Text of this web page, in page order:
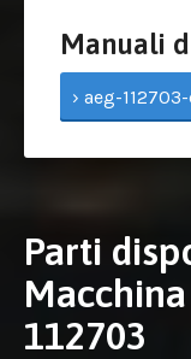
Manuali
› aeg-
Parti
112703